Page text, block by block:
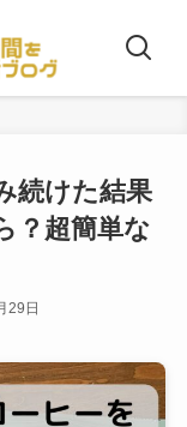
続けた結果
？超簡単な
29日